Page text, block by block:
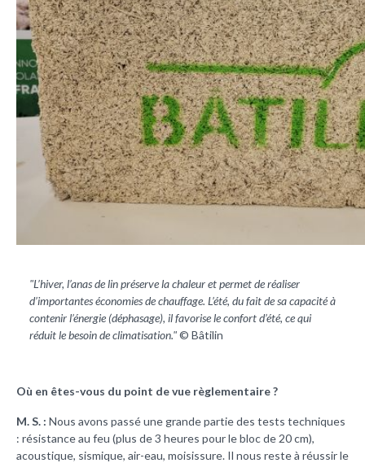
"L’hiver, l’anas de lin préserve la chaleur et permet de réaliser
d’importantes économies de chauffage. L’été, du fait de sa capacité à
contenir l’énergie (déphasage), il favorise le confort d’été, ce qui
réduit le besoin de climatisation."© Bâtilin
Où en êtes-vous du point de vue règlementaire ?
M. S. : Nous avons passé une grande partie des tests techniques
: résistance au feu (plus de 3 heures pour le bloc de 20 cm),
acoustique, sismique, air-eau, moisissure. Il nous reste à réussir le